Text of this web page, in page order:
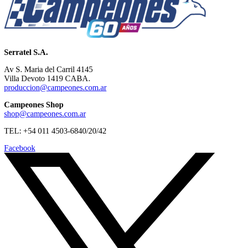
Serratel S.A.
Av S. Maria del Carril 4145
Villa Devoto 1419 CABA.
produccion@campeones.com.ar
Campeones Shop
shop@campeones.com.ar
TEL: +54 011 4503-6840/20/42
Facebook